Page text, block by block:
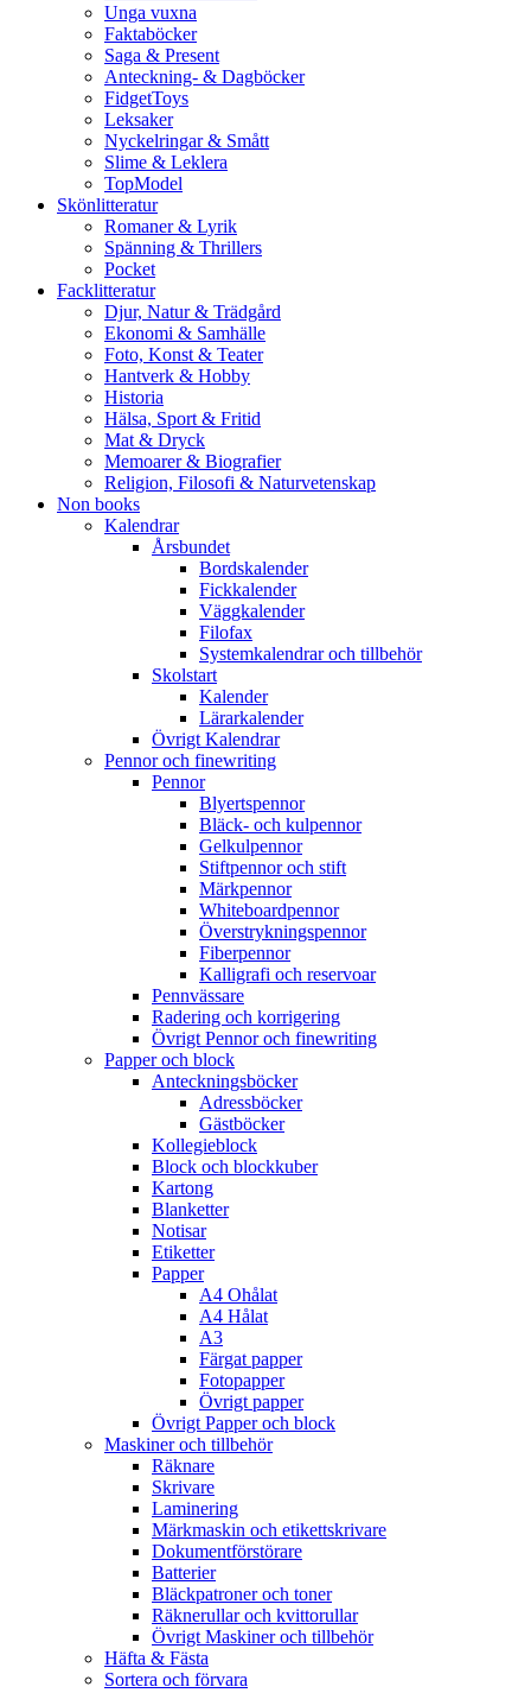
Unga vuxna
Faktaböcker
Saga & Present
Anteckning- & Dagböcker
FidgetToys
Leksaker
Nyckelringar & Smått
Slime & Leklera
TopModel
Skönlitteratur
Romaner & Lyrik
Spänning & Thrillers
Pocket
Facklitteratur
Djur, Natur & Trädgård
Ekonomi & Samhälle
Foto, Konst & Teater
Hantverk & Hobby
Historia
Hälsa, Sport & Fritid
Mat & Dryck
Memoarer & Biografier
Religion, Filosofi & Naturvetenskap
Non books
Kalendrar
Årsbundet
Bordskalender
Fickkalender
Väggkalender
Filofax
Systemkalendrar och tillbehör
Skolstart
Kalender
Lärarkalender
Övrigt Kalendrar
Pennor och finewriting
Pennor
Blyertspennor
Bläck- och kulpennor
Gelkulpennor
Stiftpennor och stift
Märkpennor
Whiteboardpennor
Överstrykningspennor
Fiberpennor
Kalligrafi och reservoar
Pennvässare
Radering och korrigering
Övrigt Pennor och finewriting
Papper och block
Anteckningsböcker
Adressböcker
Gästböcker
Kollegieblock
Block och blockkuber
Kartong
Blanketter
Notisar
Etiketter
Papper
A4 Ohålat
A4 Hålat
A3
Färgat papper
Fotopapper
Övrigt papper
Övrigt Papper och block
Maskiner och tillbehör
Räknare
Skrivare
Laminering
Märkmaskin och etikettskrivare
Dokumentförstörare
Batterier
Bläckpatroner och toner
Räknerullar och kvittorullar
Övrigt Maskiner och tillbehör
Häfta & Fästa
Sortera och förvara